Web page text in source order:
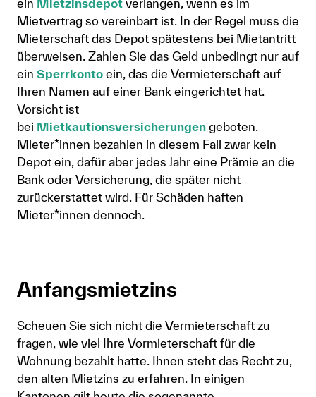
ein Mietzinsdepot verlangen, wenn es im
Mietvertrag so vereinbart ist. In der Regel muss die
Mieterschaft das Depot spätestens bei Mietantritt
überweisen. Zahlen Sie das Geld unbedingt nur auf
ein Sperrkonto ein, das die Vermieterschaft auf
Ihren Namen auf einer Bank eingerichtet hat.
Vorsicht ist
bei Mietkautionsversicherungen geboten.
Mieter*innen bezahlen in diesem Fall zwar kein
Depot ein, dafür aber jedes Jahr eine Prämie an die
Bank oder Versicherung, die später nicht
zurückerstattet wird. Für Schäden haften
Mieter*innen dennoch.
Anfangsmietzins
Scheuen Sie sich nicht die Vermieterschaft zu
fragen, wie viel Ihre Vormieterschaft für die
Wohnung bezahlt hatte. Ihnen steht das Recht zu,
den alten Mietzins zu erfahren. In einigen